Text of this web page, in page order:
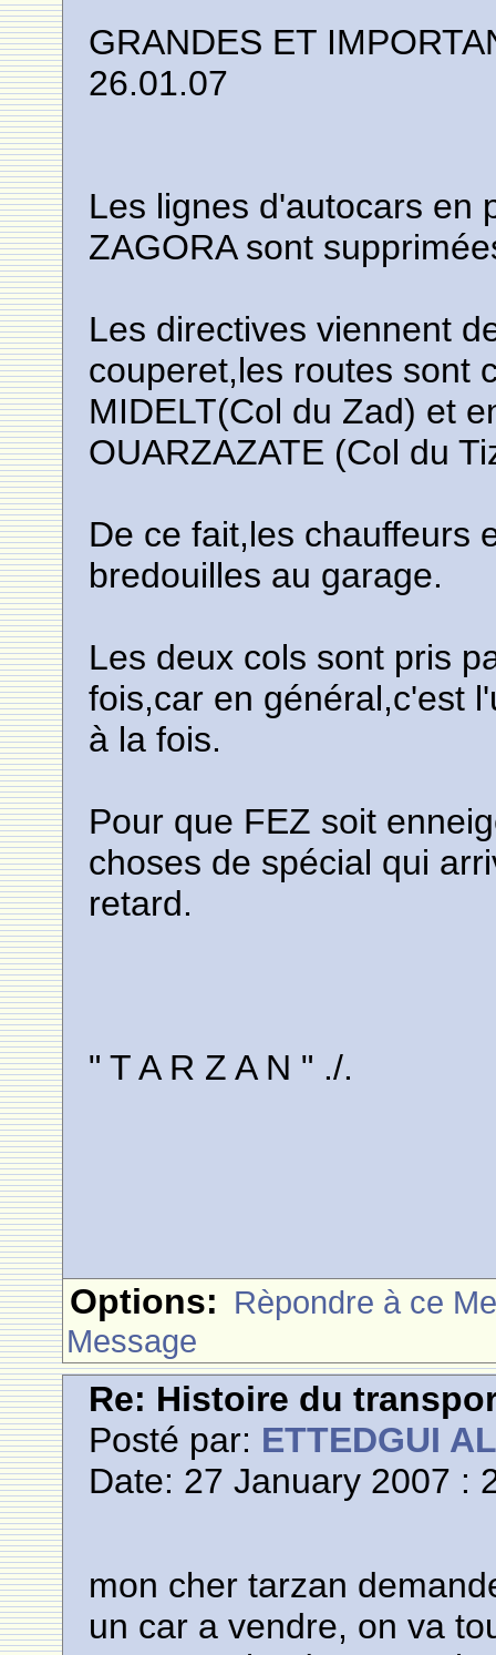
GRANDES ET
26.01.07
Les lignes d'autocars en
ZAGORA sont
Les directives viennent
couperet,les routes sont
MIDELT(Col du Zad) et
OUARZAZATE (Col du
De ce fait,les chauffeurs
bredouilles au garage.
Les deux cols sont pris
fois,car en général,c'est
à la fois.
Pour que FEZ soit
choses de spécial qui
retard.
" T A R Z A N " ./.
Options: Rèpondre à ce
Message
Re: Histoire du
Posté par: ETTEDGUI
Date: 27 January 2007 :
mon cher tarzan
un car a vendre, on va